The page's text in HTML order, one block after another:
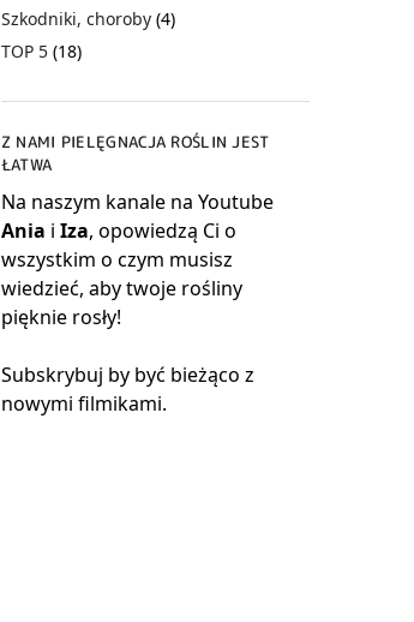
Szkodniki, choroby(4)
TOP 5(18)
Z NAMI PIELĘGNACJA ROŚLIN JEST
ŁATWA
Na naszym kanale na Youtube
Ania i Iza, opowiedzą Ci o
wszystkim o czym musisz
wiedzieć, aby twoje rośliny
pięknie rosły!
Subskrybuj by być bieżąco z
nowymi filmikami.